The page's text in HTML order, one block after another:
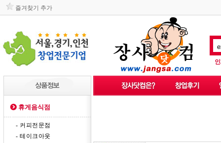
즐겨찾기 추가
휴게음식점
- 커피전문점
- 테이크아웃